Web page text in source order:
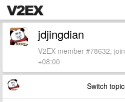
jdjingdian
V2EX member #78632,
+08:00
Switch